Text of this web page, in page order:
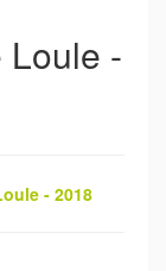
Loule -
- 2018